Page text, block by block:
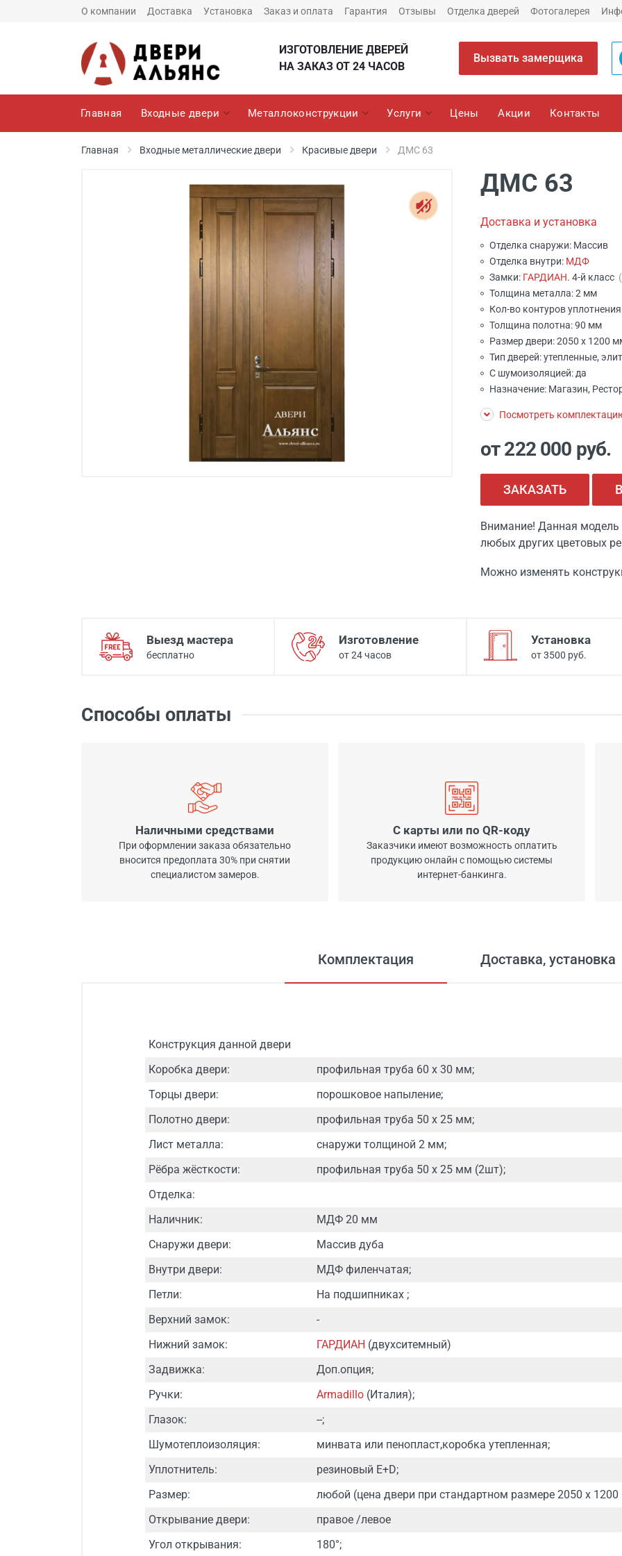
О компании Доставка Установка Заказ и оплата Гарантия Отзывы Отделка дверей Фотогалерея
ИЗГОТОВЛЕНИЕ ДВЕРЕЙ
НА ЗАКАЗ ОТ 24 ЧАСОВ
Вызвать замерщика
Главная Входные двери Металлоконструкции Услуги Цены Акции Контакты
Главная Входные металлические двери Красивые двери ДМС 63
ДМС 63
Доставка и установка
Отделка снаружи: Массив
Отделка внутри: МДФ
Замки: ГАРДИАН. 4-й класс
Толщина металла: 2 мм
Кол-во контуров
Толщина полотна: 90 мм
Размер двери: 2050 x 1200
Тип дверей: утепленные,
С шумоизоляцией: да
Назначение: Магазин,
Посмотреть
от 222 000 руб.
ЗАКАЗАТЬ
Внимание! Данная модель
любых других цветовых
Можно изменять
Выезд мастера
бесплатно
Изготовление
от 24 часов
Установка
от 3500 руб.
Способы оплаты
Наличными средствами
При оформлении заказа обязательно
вносится предоплата 30% при снятии
специалистом замеров.
С карты или по QR-коду
Заказчики имеют возможность оплатить
продукцию онлайн с помощью системы
интернет-банкинга.
Комплектация Доставка, установка
Конструкция данной двери
Коробка двери:
профильная труба 60 х 30 мм;
Торцы двери:
порошковое напыление;
Полотно двери:
профильная труба 50 х 25 мм;
Лист металла:
снаружи толщиной 2 мм;
Рёбра жёсткости:
профильная труба 50 х 25 мм (2шт);
Отделка:
Наличник:
МДФ 20 мм
Снаружи двери:
Массив дуба
Внутри двери:
МДФ филенчатая;
Петли:
На подшипниках ;
Верхний замок:
-
Нижний замок:
ГАРДИАН (двухситемный)
Задвижка:
Доп.опция;
Ручки:
Armadillo (Италия);
Глазок:
--;
Шумотеплоизоляция:
минвата или пенопласт,коробка утепленная;
Уплотнитель:
резиновый E+D;
Размер:
любой (цена двери при стандартном размере 2050 х
Открывание двери:
правое /левое
Угол открывания:
180°;